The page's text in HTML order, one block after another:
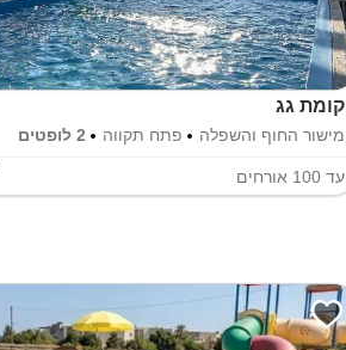
קומת גג
מישור החוף והשפלה פתח תקווה 2 לופטים
עד 100 אורחים